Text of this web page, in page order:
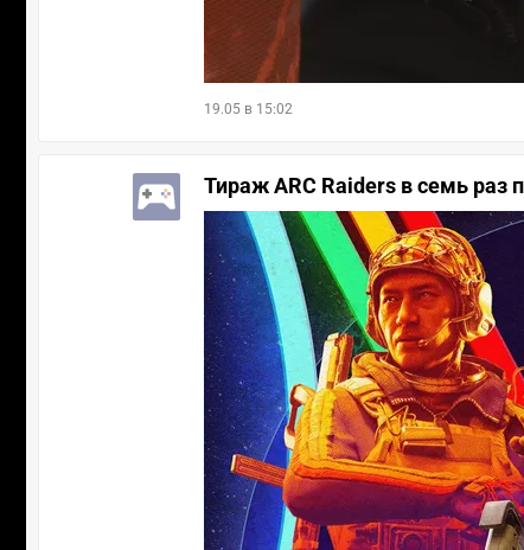
19.05 в 15:02
Тираж ARC Raiders в семь раз